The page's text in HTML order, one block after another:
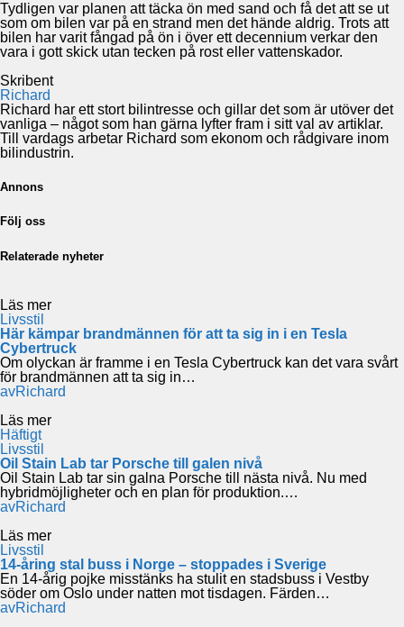
Tydligen var planen att täcka ön med sand och få det att se ut
som om bilen var på en strand men det hände aldrig. Trots att
bilen har varit fångad på ön i över ett decennium verkar den
vara i gott skick utan tecken på rost eller vattenskador.
Skribent
Richard
Richard har ett stort bilintresse och gillar det som är utöver det
vanliga – något som han gärna lyfter fram i sitt val av artiklar.
Till vardags arbetar Richard som ekonom och rådgivare inom
bilindustrin.
Annons
Följ oss
Relaterade nyheter
Läs mer
Livsstil
Här kämpar brandmännen för att ta sig in i en Tesla
Cybertruck
Om olyckan är framme i en Tesla Cybertruck kan det vara svårt
för brandmännen att ta sig in…
avRichard
Läs mer
Häftigt
Livsstil
Oil Stain Lab tar Porsche till galen nivå
Oil Stain Lab tar sin galna Porsche till nästa nivå. Nu med
hybridmöjligheter och en plan för produktion.…
avRichard
Läs mer
Livsstil
14-åring stal buss i Norge – stoppades i Sverige
En 14-årig pojke misstänks ha stulit en stadsbuss i Vestby
söder om Oslo under natten mot tisdagen. Färden…
avRichard